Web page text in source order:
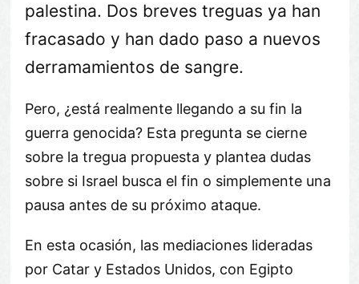
palestina. Dos breves treguas ya han
fracasado y han dado paso a nuevos
derramamientos de sangre.
Pero, ¿está realmente llegando a su fin la
guerra genocida? Esta pregunta se cierne
sobre la tregua propuesta y plantea dudas
sobre si Israel busca el fin o simplemente una
pausa antes de su próximo ataque.
En esta ocasión, las mediaciones lideradas
por Catar y Estados Unidos, con Egipto